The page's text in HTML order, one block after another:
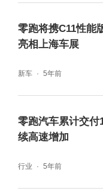
零跑将携C11性能
亮相上海车展
新车 5年前
零跑汽车累计交付
续高速增加
行业 5年前